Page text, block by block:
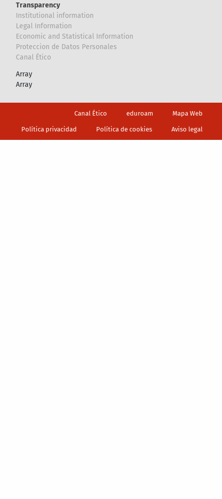
Transparency
Institutional information
Legal Information
Economic and Statistical Information
Proteccion de Datos Personales
Canal Ético
Array
Array
Canal Ético eduroam Mapa Web
Política privacidad Política de cookies Aviso legal